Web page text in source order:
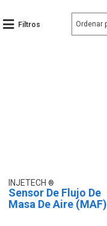
Filtros
INJETECH
Sensor De Flujo De
Masa De Aire (MAF)